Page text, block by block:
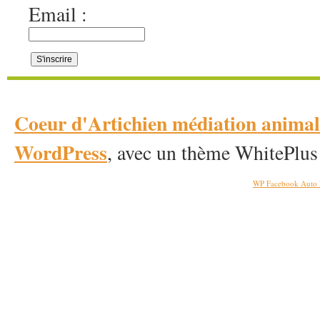
Email :
Coeur d'Artichien médiation
WordPress, avec un thème
WP Facebook Auto